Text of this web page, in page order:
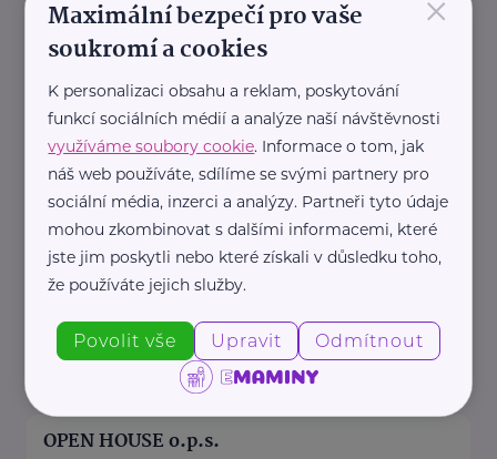
Krizové a kontaktní centrum ""Pod
slunečníkem"" o.p.s
https://www.podslunecnikem.cz/
k.centrum@seznam.cz
Ministerstvo zdravotnictví ČR
+420 224 971 111
mzcr@mzcr.cz
OPEN HOUSE o.p.s.
Maximální bezpečí pro vaše
soukromí a cookies
K personalizaci obsahu a reklam, poskytování
funkcí sociálních médií a analýze naší návštěvnosti
využíváme soubory cookie. Informace o tom, jak
náš web používáte, sdílíme se svými partnery pro
sociální média, inzerci a analýzy. Partneři tyto údaje
mohou zkombinovat s dalšími informacemi, které
jste jim poskytli nebo které získali v důsledku toho,
že používáte jejich služby.
Povolit vše Upravit Odmítnout